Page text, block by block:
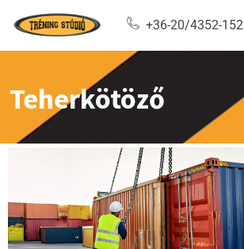
+36-20/4352-152
Teherkötöző